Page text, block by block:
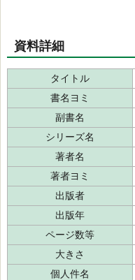
資料詳細
タイトル
書名ヨミ
副書名
シリーズ名
著者名
著者ヨミ
出版者
出版年
ページ数等
大きさ
個人件名